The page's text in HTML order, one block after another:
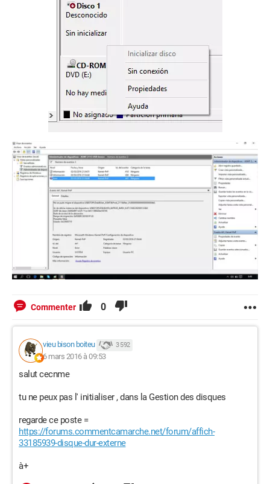
Commenter 0
vieu bison boiteu 3 592
6 mars 2016 à 09:53
salut cecnme
tu ne peux pas l' initialiser , dans la Gestion des disques
regarde ce poste =
https://forums.commentcamarche.net/forum/affich-
33185939-disque-dur-externe
à+